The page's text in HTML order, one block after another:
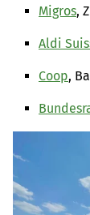
Migros,
Aldi
Coop,